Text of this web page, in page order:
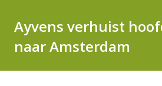
Ayvens verhuist
naar Amsterdam